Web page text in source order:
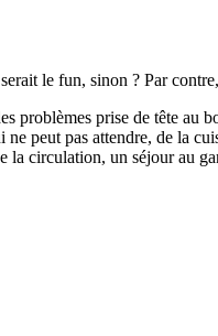
le fun, sinon ? Par
problèmes prise de tête
peut pas attendre, de la
circulation, un séjour au